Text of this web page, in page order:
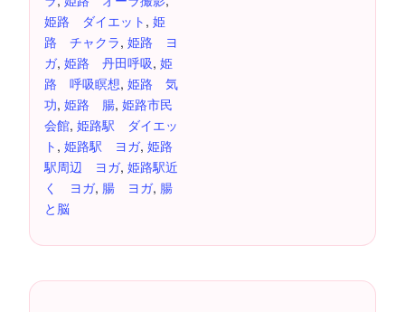
姫路 ダイエット , 姫
路 チャクラ, 姫路 ヨ
ガ, 姫路 丹田呼吸, 姫
路 呼吸瞑想, 姫路 気
功, 姫路 腸, 姫路市民
会館, 姫路駅 ダイエッ
ト , 姫路駅 ヨガ, 姫路
駅周辺 ヨガ, 姫路駅近
く ヨガ, 腸 ヨガ, 腸
と脳